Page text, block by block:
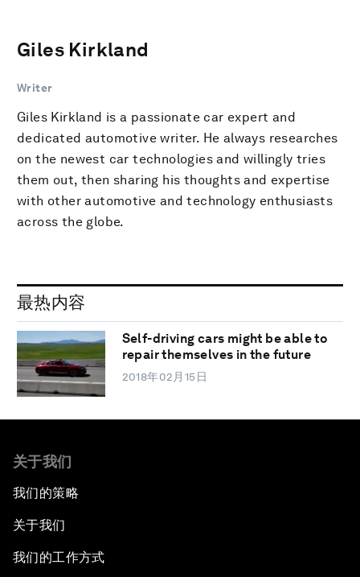
Giles Kirkland
Writer
Giles Kirkland is a passionate car expert and
dedicated automotive writer. He always researches
on the newest car technologies and willingly tries
them out, then sharing his thoughts and expertise
with other automotive and technology enthusiasts
across the globe.
最热内容
Self-driving cars might be able to
repair themselves in the future
2018年02月15日
关于我们
我们的策略
关于我们
我们的工作方式